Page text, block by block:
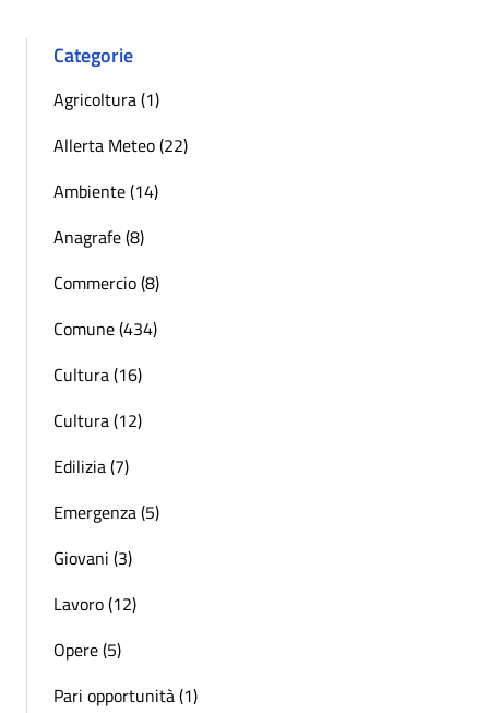
Categorie
Agricoltura (1)
Allerta Meteo (22)
Ambiente (14)
Anagrafe (8)
Commercio (8)
Comune (434)
Cultura (16)
Cultura (12)
Edilizia (7)
Emergenza (5)
Giovani (3)
Lavoro (12)
Opere (5)
Pari opportunità (1)